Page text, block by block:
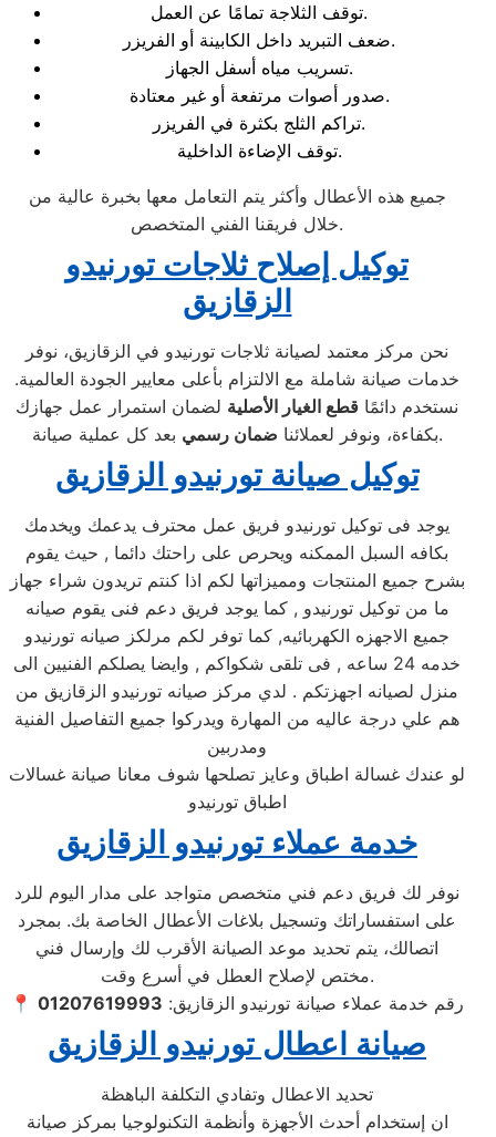
توقف الثلاجة تمامًا عن العمل.
ضعف التبريد داخل الكابينة أو الفريزر.
تسريب مياه أسفل الجهاز.
صدور أصوات مرتفعة أو غير معتادة.
تراكم الثلج بكثرة في الفريزر.
توقف الإضاءة الداخلية.
جميع هذه الأعطال وأكثر يتم التعامل معها بخبرة عالية من
خلال فريقنا الفني المتخصص.
توكيل إصلاح ثلاجات تورنيدو
الزقازيق
نحن مركز معتمد لصيانة ثلاجات تورنيدو في الزقازيق، نوفر
خدمات صيانة شاملة مع الالتزام بأعلى معايير الجودة العالمية.
نستخدم دائمًا قطع الغيار الأصلية لضمان استمرار عمل جهازك
بكفاءة، ونوفر لعملائنا ضمان رسمي بعد كل عملية صيانة.
توكيل صيانة تورنيدو الزقازيق
يوجد فى توكيل تورنيدو فريق عمل محترف يدعمك ويخدمك
بكافه السبل الممكنه ويحرص على راحتك دائما , حيث يقوم
بشرح جميع المنتجات ومميزاتها لكم اذا كنتم تريدون شراء جهاز
ما من توكيل تورنيدو , كما يوجد فريق دعم فنى يقوم صيانه
جميع الاجهزه الكهربائيه, كما توفر لكم مرلكز صيانه تورنيدو
خدمه 24 ساعه , فى تلقى شكواكم , وايضا يصلكم الفنيين الى
منزل لصيانه اجهزتكم . لدي مركز صيانه تورنيدو الزقازيق من
هم علي درجة عاليه من المهارة ويدركوا جميع التفاصيل الفنية
ومدربين
لو عندك غسالة اطباق وعايز تصلحها شوف معانا صيانة غسالات
اطباق تورنيدو
خدمة عملاء تورنيدو الزقازيق
نوفر لك فريق دعم فني متخصص متواجد على مدار اليوم للرد
على استفساراتك وتسجيل بلاغات الأعطال الخاصة بك. بمجرد
اتصالك، يتم تحديد موعد الصيانة الأقرب لك وإرسال فني
مختص لإصلاح العطل في أسرع وقت.
📍 رقم خدمة عملاء صيانة تورنيدو الزقازيق: 01207619993
صيانة اعطال تورنيدو الزقازيق
تحديد الاعطال وتفادي التكلفة الباهظة
ان إستخدام أحدث الأجهزة وأنظمة التكنولوجيا بمركز صيانة